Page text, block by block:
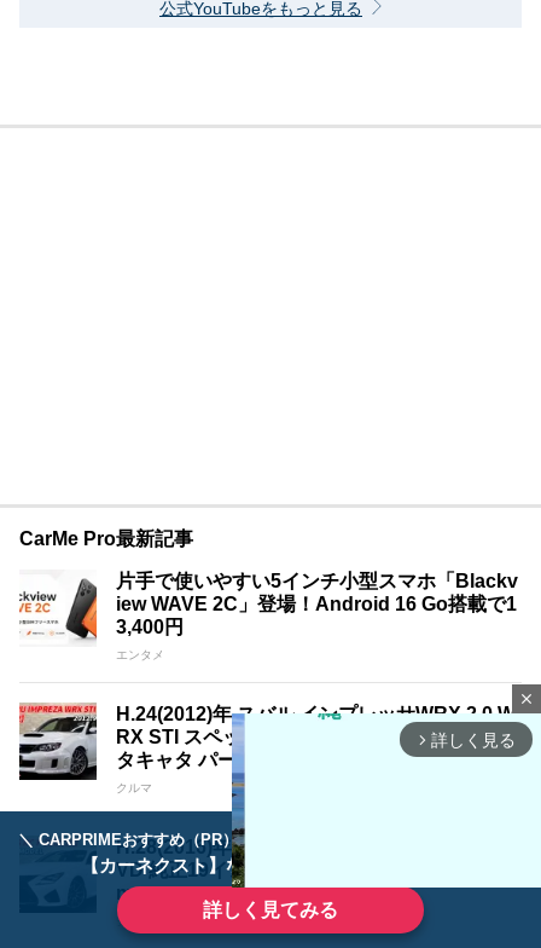
＼ CARPRIMEおすすめ（PR） ／
【カーネクスト】ならどんなクルマも高価買取
詳しく見てみる
公式YouTubeをもっと見る
CarMe Pro最新記事
片手で使いやすい5インチ小型スマホ「Blackv
iew WAVE 2C」登場！Android 16 Go搭載で1
3,400円
エンタメ
H.24(2012)年 スバル インプレッサWRX 2.0 W
RX STI スペックC 4WD HKS車高調 SARDメ
タキャタ パールホワイト 走行32,000km
クルマ
H.28(2016)年 レクサス RC F 5.0 オプションT
VD 純正19インチ パールホワイト 走行33,500k
m
クルマ
close
arrow_forward_ios 詳しく見る